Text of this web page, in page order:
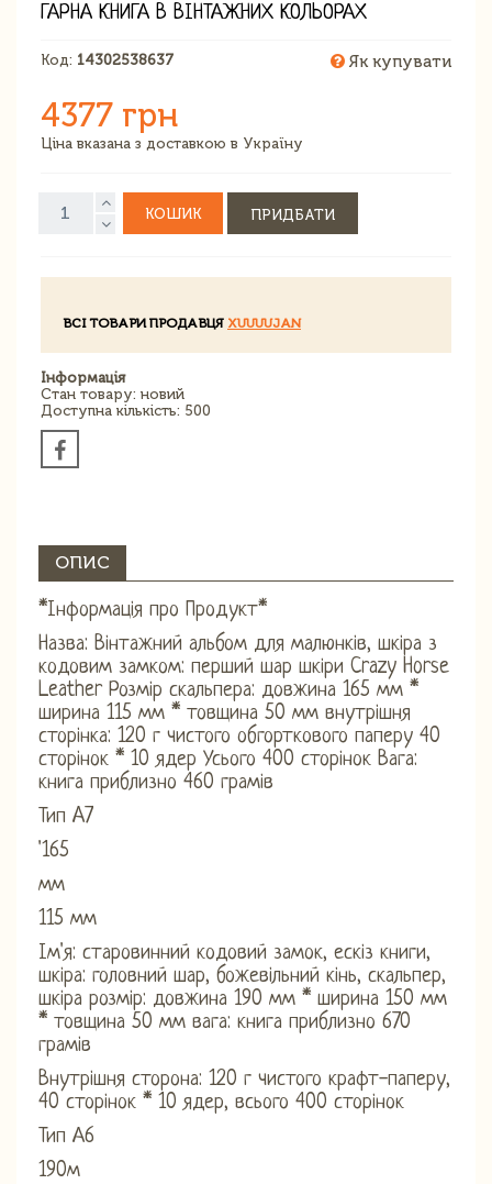
ГАРНА КНИГА В ВІНТАЖНИХ КОЛЬОРАХ
Код: 14302538637 Як купувати
4377 грн
Ціна вказана з доставкою в Україну
КОШИК ПРИДБАТИ
ВСІ ТОВАРИ ПРОДАВЦЯ XUUUUJAN
Інформація
Стан товару: новий
Доступна кількість: 500
ОПИС
*Інформація про Продукт*
Назва: Вінтажний альбом для малюнків, шкіра з
кодовим замком: перший шар шкіри Crazy Horse
Leather Розмір скальпера: довжина 165 мм *
ширина 115 мм * товщина 50 мм внутрішня
сторінка: 120 г чистого обгорткового паперу 40
сторінок * 10 ядер Усього 400 сторінок Вага:
книга приблизно 460 грамів
Тип A7
'165
мм
115 мм
Ім'я: старовинний кодовий замок, ескіз книги,
шкіра: головний шар, божевільний кінь, скальпер,
шкіра розмір: довжина 190 мм * ширина 150 мм
* товщина 50 мм вага: книга приблизно 670
грамів
Внутрішня сторона: 120 г чистого крафт-паперу,
40 сторінок * 10 ядер, всього 400 сторінок
Тип А6
190м